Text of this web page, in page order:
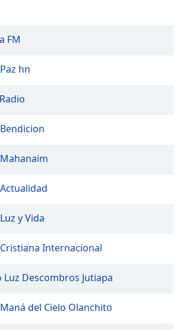
FM
hn
y Vida
Internacional
Luz Descombros Jutiapa
del Cielo Olanchito